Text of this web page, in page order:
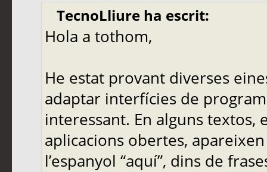
TecnoLliure ha escrit:
Hola a tothom,
He estat provant diverses
adaptar interfícies de
interessant. En alguns
aplicacions obertes,
l’espanyol “aquí”, dins de